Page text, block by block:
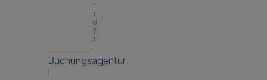
t
1
9
5
1
Buchungsagentur
: